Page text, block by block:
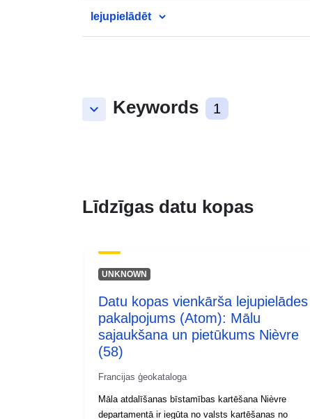
lejupielādēt
keyboard_arrow_down Keywords 1
Līdzīgas datu kopas
UNKNOWN
Datu kopas vienkārša lejupielādes
pakalpojums (Atom): Mālu
sajaukšana un pietūkums Nièvre
(58)
Francijas ģeokataloga
Māla atdalīšanas bīstamības kartēšana Nièvre
departamentā ir iegūta no valsts kartēšanas no